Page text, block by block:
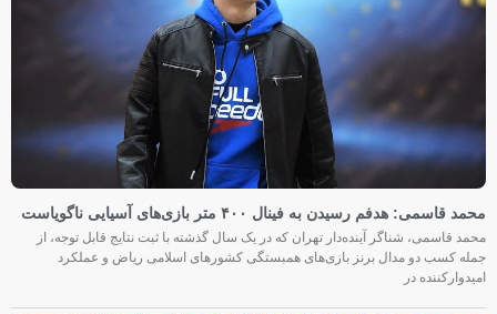
محمد قاسمی: هدفم رسیدن به فینال ۴۰۰ متر بازی‌های آسیایی ناگویاست
محمد قاسمی، شناگر آینده‌دار تهران که در یک سال گذشته با ثبت نتایج قابل توجه، از
جمله کسب دو مدال برنز بازی‌های همبستگی کشورهای اسلامی ریاض و عملکرد
امیدوارکننده در